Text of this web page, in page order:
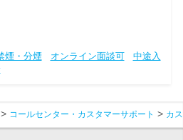
煙・分煙 オンライン面談可
中途入
コールセンター・カスタマーサポート カ